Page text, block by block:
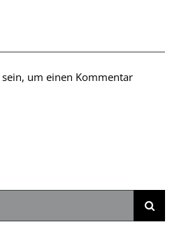
sein, um einen Kommentar